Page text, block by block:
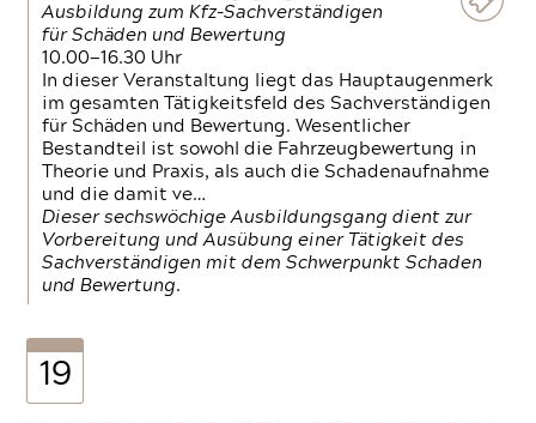
Ausbildung zum Kfz-Sachverständigen
für Schäden und Bewertung
10.00—16.30 Uhr
In dieser Veranstaltung liegt das Hauptaugenmerk
im gesamten Tätigkeitsfeld des Sachverständigen
für Schäden und Bewertung. Wesentlicher
Bestandteil ist sowohl die Fahrzeugbewertung in
Theorie und Praxis, als auch die Schadenaufnahme
und die damit ve…
Dieser sechswöchige Ausbildungsgang dient zur
Vorbereitung und Ausübung einer Tätigkeit des
Sachverständigen mit dem Schwerpunkt Schaden
und Bewertung.
19